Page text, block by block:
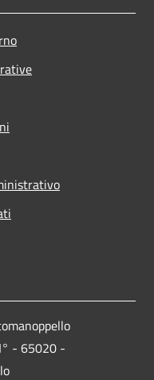
- 65020 -